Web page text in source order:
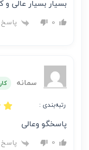
بسیار بسیار عالی
0 پاسخ
سمانه
رتبه‌بندی :
پاسخگو وعالی
0 پاسخ